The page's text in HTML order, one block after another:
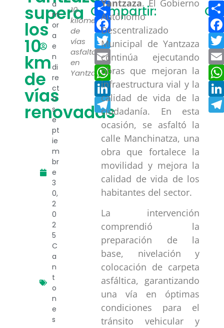
supera
los
10
km
de
vías
renovadas
a
m
or
a
e
n
di
re
ct
o
s
e
pt
ie
m
br
e
3
0,
2
0
2
5
C
a
n
t
o
n
e
s
10
kilómetros
de
vías
asfaltadas
en
Yantzaza.
Compartir:
Compartir
Facebook
Twitter
Email
WhatsApp
LinkedIn
Telegram
Yantzaza. El Gobierno
Autónomo
Descentralizado
Municipal de Yantzaza
continúa ejecutando
obras que mejoran la
infraestructura vial y la
calidad de vida de la
ciudadanía. En esta
ocasión, se asfaltó la
calle Manchinatza, una
obra que fortalece la
movilidad y mejora la
calidad de vida de los
habitantes del sector.
La intervención
comprendió la
preparación de la
base, nivelación y
colocación de carpeta
asfáltica, garantizando
una vía en óptimas
condiciones para el
tránsito vehicular y